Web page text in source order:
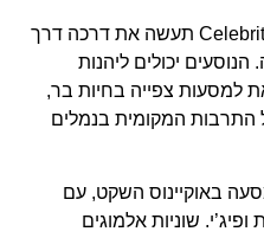
לאחר עזיבת ונקובר, Celebrity Solstice תעשה את דרכה דרך
יכולים ליהנות
למסעות צפייה בחיות בר,
המקומית בנמלים
באוקיינוס ​​השקט, עם
ופיג’י. שוניות אלמוגים